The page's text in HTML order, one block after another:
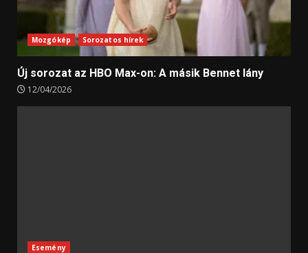
Mozgókép Sorozatos hírek
Új sorozat az HBO Max-on: A másik Bennet lány
12/04/2026
Esemény